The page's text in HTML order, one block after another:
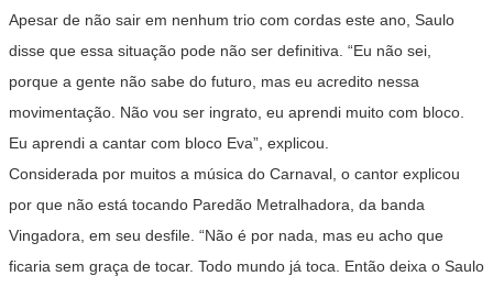
Apesar de não sair em nenhum trio com cordas este ano, Saulo
disse que essa situação pode não ser definitiva. “Eu não sei,
porque a gente não sabe do futuro, mas eu acredito nessa
movimentação. Não vou ser ingrato, eu aprendi muito com bloco.
Eu aprendi a cantar com bloco Eva”, explicou.
Considerada por muitos a música do Carnaval, o cantor explicou
por que não está tocando Paredão Metralhadora , da banda
Vingadora, em seu desfile. “Não é por nada, mas eu acho que
ficaria sem graça de tocar. Todo mundo já toca. Então deixa o Saulo